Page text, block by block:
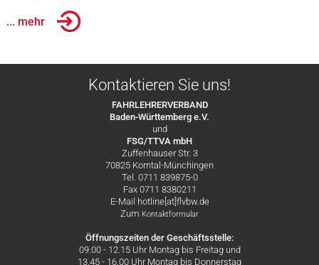
... mehr
Kontaktieren Sie uns!
FAHRLEHRERVERBAND
Baden-Württemberg e.V.
und
FSG/TTVA mbH
Zuffenhauser Str. 3
70825 Korntal-Münchingen
Tel. 0711 839875-0
Fax 0711 8380211
E-Mail hotline[at]flvbw.de
Zum Kontaktformular
Öffnungszeiten der Geschäftsstelle:
09.00 - 12.15 Uhr Montag bis Freitag und
13.45 - 16.00 Uhr Montag bis Donnerstag